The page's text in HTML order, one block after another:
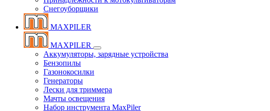
Снегоуборщики
MAXPILER
MAXPILER
Аккумуляторы, зарядные устройства
Бензопилы
Газонокосилки
Генераторы
Лески для триммера
Мачты освещения
Набор инструмента MaxPiler